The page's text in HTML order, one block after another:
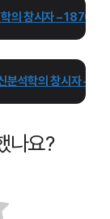
의 창시자 –
석학의 창시자 –
나요?